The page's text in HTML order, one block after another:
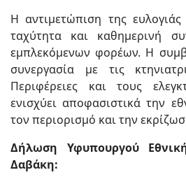
Η αντιμετώπιση της ευλογιάς
ταχύτητα και καθημερινή
εμπλεκόμενων φορέων. Η
συνεργασία με τις
Περιφέρειες και τους
ενισχύει αποφασιστικά την
τον περιορισμό και την
Δήλωση Υφυπουργού
Δαβάκη: